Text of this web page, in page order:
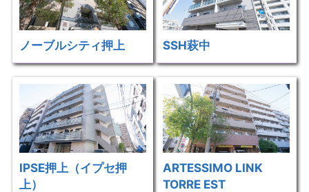
ノーブルシティ押上 SSH萩中
IPSE押上（イプセ押
上）
ARTESSIMO LINK
TORRE EST